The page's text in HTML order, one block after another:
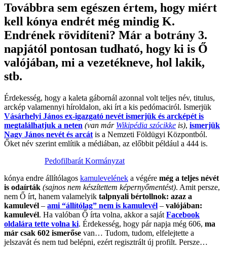
Továbbra sem egészen értem, hogy miért
kell kónya endrét még mindig K.
Endrének rövidíteni? Már a botrány 3.
napjától pontosan tudható, hogy ki is Ő
valójában, mi a vezetékneve, hol lakik,
stb.
Érdekesség, hogy a kaleta gábornál azonnal volt teljes név, titulus,
arckép valamennyi híroldalon, aki írt a kis pedómaciról. Ismerjük
Vásárhelyi János ex-igazgató nevét ismerjük és arcképét is
megtalálhatjuk a neten (van már Wikipédia szócikke is), ismerjük
Nagy János nevét és arcát is a Nemzeti Földügyi Központból.
Őket név szerint említik a médiában, az előbbit például a 444 is.
Pedofilbarát Kormányzat
kónya endre állítólagos kamulevelének a végére még a teljes névét
is odaírták (sajnos nem készítettem képernyőmentést). Amit persze,
nem Ő írt, hanem valamelyik talpnyali bértollnok: azaz a
kamulevél – ami “állítólag” nem is kamulevél – valójában:
kamulevél. Ha valóban Ő írta volna, akkor a saját Facebook
oldalára tette volna ki. Érdekesség, hogy pár napja még 606, ma
már csak 602 ismerőse van… Tudom, tudom, elfelejtette a
jelszavát és nem tud belépni, ezért regisztrált új profilt. Persze…